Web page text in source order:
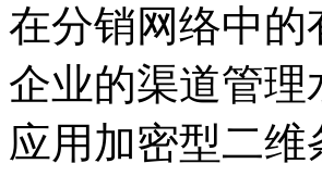
在分销网络中
企业的渠道管
应用加密型二